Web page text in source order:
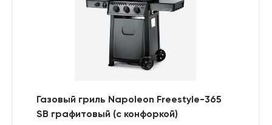
Газовый гриль Napoleon Freestyle-365
SB графитовый (с конфоркой)